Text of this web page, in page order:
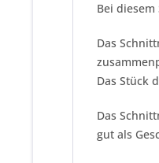
Bei
Das
Das Stück
Das
gut als